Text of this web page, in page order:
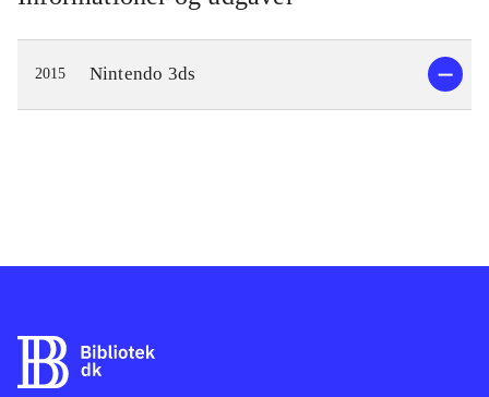
2015 Nintendo 3ds